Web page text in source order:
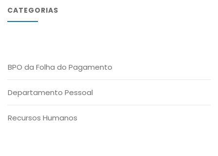
CATEGORIAS
BPO da Folha do Pagamento
Departamento Pessoal
Recursos Humanos